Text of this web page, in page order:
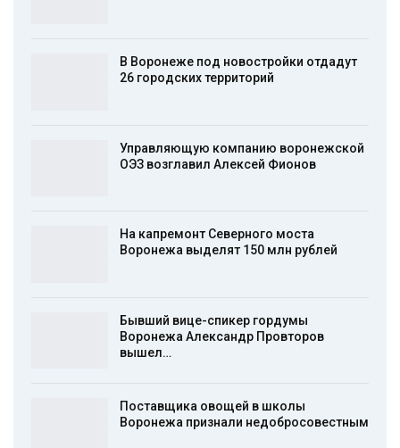
В Воронеже под новостройки отдадут
26 городских территорий
Управляющую компанию воронежской
ОЭЗ возглавил Алексей Фионов
На капремонт Северного моста
Воронежа выделят 150 млн рублей
Бывший вице-спикер гордумы
Воронежа Александр Провторов
вышел…
Поставщика овощей в школы
Воронежа признали недобросовестным